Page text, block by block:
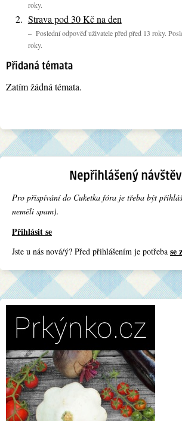
roky.
Strava pod 30 Kč na den
– Poslední odpověď uživatele před před 13 roky.
roky.
Zatím žádná témata.
Pro přispívání do Cuketka fóra je třeba být
neměli spam).
Přihlásit se
Jste u nás nová/ý? Před přihlášením je potřeba se